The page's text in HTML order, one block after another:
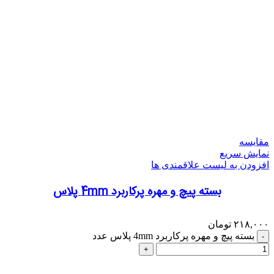
مقایسه
نمایش سریع
افزودن به لیست علاقمندی ها
بسته پیچ و مهره پرکاربرد 4mm پلاس
۲۱۸,۰۰۰ تومان
بسته پیچ و مهره پرکاربرد 4mm پلاس عدد